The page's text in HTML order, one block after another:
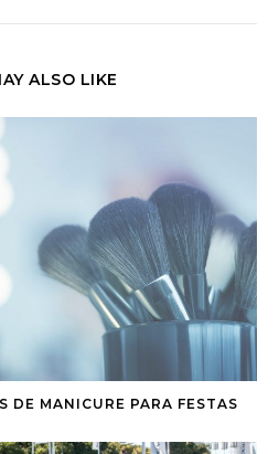
ALSO LIKE
DE MANICURE PARA FESTAS